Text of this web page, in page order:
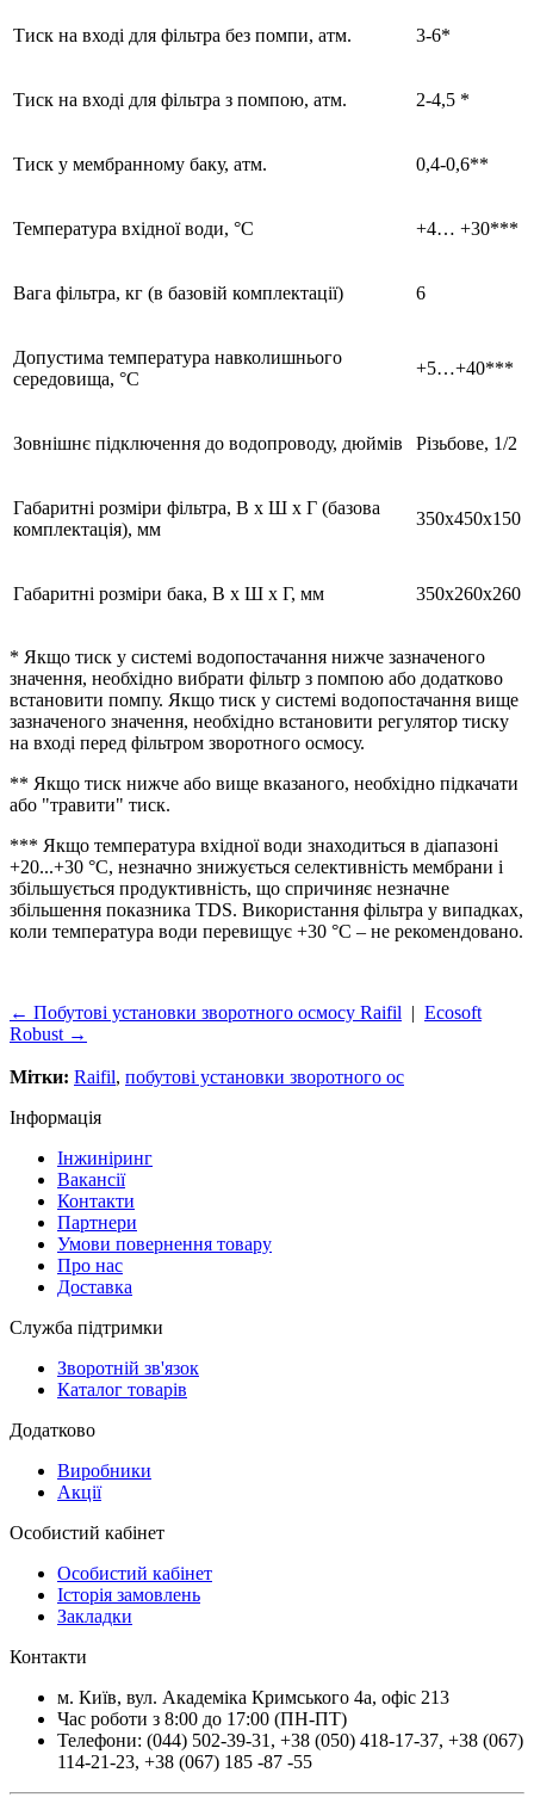
Тиск на вході для фільтра без помпи, атм. 3-6*
Тиск на вході для фільтра з помпою, атм. 2-4,5 *
Тиск у мембранному баку, атм. 0,4-0,6**
Температура вхідної води, °С +4… +30***
Вага фільтра, кг (в базовій комплектації) 6
Допустима температура навколишнього
середовища, °С
+5…+40***
Зовнішнє підключення до водопроводу, дюймів Різьбове, 1/2
Габаритні розміри фільтра, В х Ш х Г (базова
комплектація), мм
350х450х150
Габаритні розміри бака, В х Ш х Г, мм 350х260х260
* Якщо тиск у системі водопостачання нижче зазначеного
значення, необхідно вибрати фільтр з помпою або додатково
встановити помпу. Якщо тиск у системі водопостачання вище
зазначеного значення, необхідно встановити регулятор тиску
на вході перед фільтром зворотного осмосу.
** Якщо тиск нижче або вище вказаного, необхідно підкачати
або "травити" тиск.
*** Якщо температура вхідної води знаходиться в діапазоні
+20...+30 °С, незначно знижується селективність мембрани і
збільшується продуктивність, що спричиняє незначне
збільшення показника TDS. Використання фільтра у випадках,
коли температура води перевищує +30 °С – не рекомендовано.
← Побутові установки зворотного осмосу Raifil | Ecosoft
Robust →
Мітки: Raifil, побутові установки зворотного ос
Інформація
Інжиніринг
Вакансії
Контакти
Партнери
Умови повернення товару
Про нас
Доставка
Служба підтримки
Зворотній зв'язок
Каталог товарів
Додатково
Виробники
Акції
Особистий кабінет
Особистий кабінет
Історія замовлень
Закладки
Контакти
м. Київ, вул. Академіка Кримського 4а, офіс 213
Час роботи з 8:00 до 17:00 (ПН-ПТ)
Телефони: (044) 502-39-31 , +38 (050) 418-17-37, +38 (067)
114-21-23, +38 (067) 185 -87 -55